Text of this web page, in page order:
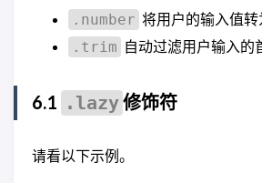
.number 将用户的输入值转
.trim 自动过滤用户输入的
6.1 .lazy修饰符
请看以下示例。